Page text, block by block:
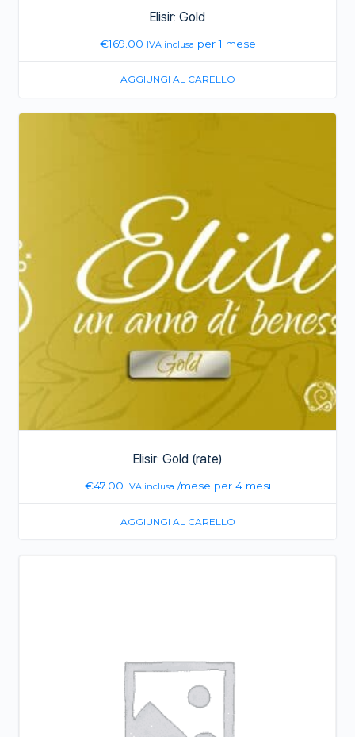
Elisir: Gold
€169.00 IVA inclusa per 1 mese
AGGIUNGI AL CARELLO
Elisir: Gold (rate)
€47.00 IVA inclusa /mese per 4 mesi
AGGIUNGI AL CARELLO